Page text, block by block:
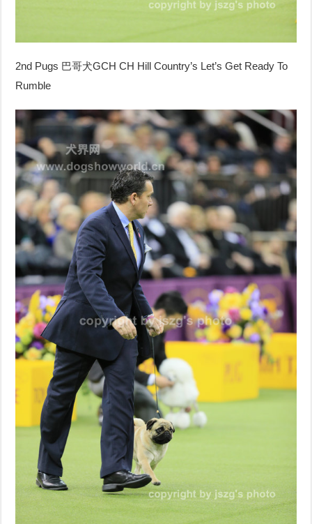
2nd Pugs 巴哥犬GCH CH Hill Country’s Let’s Get Ready To
Rumble